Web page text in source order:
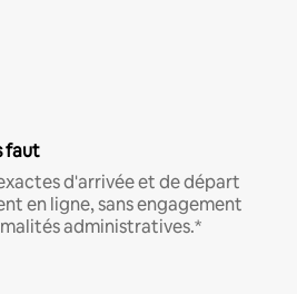
faut
d'arrivée et de départ
en ligne, sans engagement
administratives.*